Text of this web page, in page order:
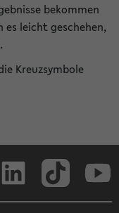
bekommen
es leicht geschehen,
Kreuzsymbole